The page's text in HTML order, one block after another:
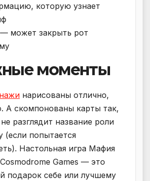
которую узнает
может закрыть рот
моменты
нарисованы отлично,
А скомпонованы карты так,
разглядит название роли
(если попытается
Настольная игра Мафия
Games — это
подарок себе или лучшему